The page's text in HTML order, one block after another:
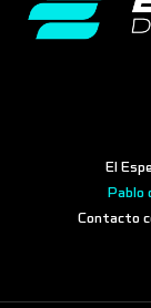
El
Pablo
Contacto